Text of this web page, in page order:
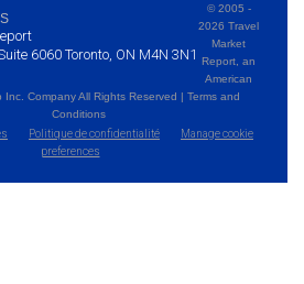
6060 Toronto, ON M4N 3N1
© 2005 -
2026 Travel
Market
Report, an
American
Inc. Company All Rights Reserved | Terms and
Conditions
Politique de confidentialité
Manage cookie
preferences